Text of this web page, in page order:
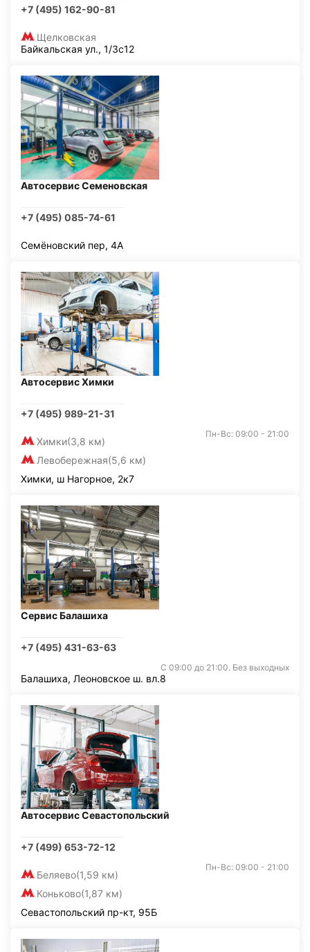
+7 (495) 162-90-81
Щелковская
Байкальская ул., 1/3с12
Автосервис Семеновская
+7 (495) 085-74-61
Семёновский пер, 4А
Автосервис Химки
+7 (495) 989-21-31
Химки(3,8 км)
Левобережная(5,6 км)
Пн-Вс: 09:00 - 21:00
Химки, ш Нагорное, 2к7
Сервис Балашиха
+7 (495) 431-63-63
С 09:00 до 21:00. Без выходных
Балашиха, Леоновское ш. вл.8
Автосервис Севастопольский
+7 (499) 653-72-12
Беляево(1,59 км)
Коньково(1,87 км)
Пн-Вс: 09:00 - 21:00
Севастопольский пр-кт, 95Б